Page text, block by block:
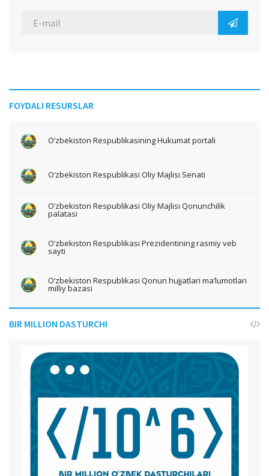
FOYDALI RESURSLAR
O‘zbekiston Respublikasining Hukumat portali
O‘zbekiston Respublikasi Oliy Majlisi Senati
O‘zbekiston Respublikasi Oliy Majlisi Qonunchilik
palatasi
O‘zbekiston Respublikasi Prezidentining rasmiy veb
sayti
O‘zbekiston Respublikasi Qonun hujjatlari ma’lumotlari
milliy bazasi
BIR MILLION DASTURCHI